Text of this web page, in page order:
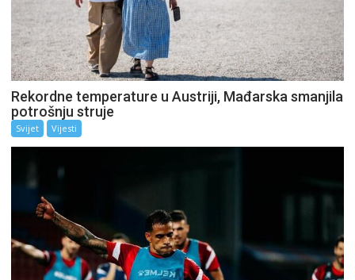
Rekordne temperature u Austriji, Mađarska smanjila
potrošnju struje
Svijet Vijesti